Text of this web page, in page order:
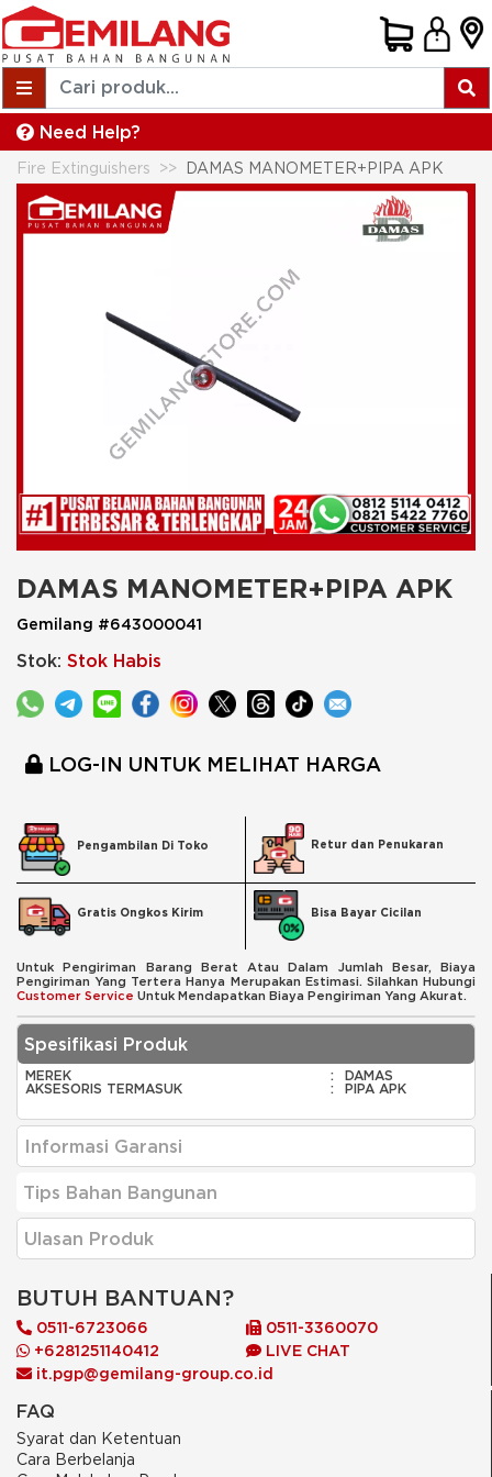
Need Help?
Fire Extinguishers DAMAS MANOMETER+PIPA APK
DAMAS MANOMETER+PIPA APK
Gemilang #643000041
Stok: Stok Habis
LOG-IN UNTUK MELIHAT HARGA
Pengambilan Di Toko Retur dan Penukaran
Gratis Ongkos Kirim Bisa Bayar Cicilan
Untuk Pengiriman Barang Berat Atau Dalam Jumlah Besar, Biaya
Pengiriman Yang Tertera Hanya Merupakan Estimasi. Silahkan Hubungi
Customer Service Untuk Mendapatkan Biaya Pengiriman Yang Akurat.
Spesifikasi Produk
MEREK :
DAMAS
AKSESORIS TERMASUK
: PIPA APK
Informasi Garansi
Tips Bahan Bangunan
Ulasan Produk
BUTUH BANTUAN?
0511-6723066
0511-3360070
+6281251140412
LIVE CHAT
it.pgp@gemilang-group.co.id
FAQ
Syarat dan Ketentuan
Cara Berbelanja